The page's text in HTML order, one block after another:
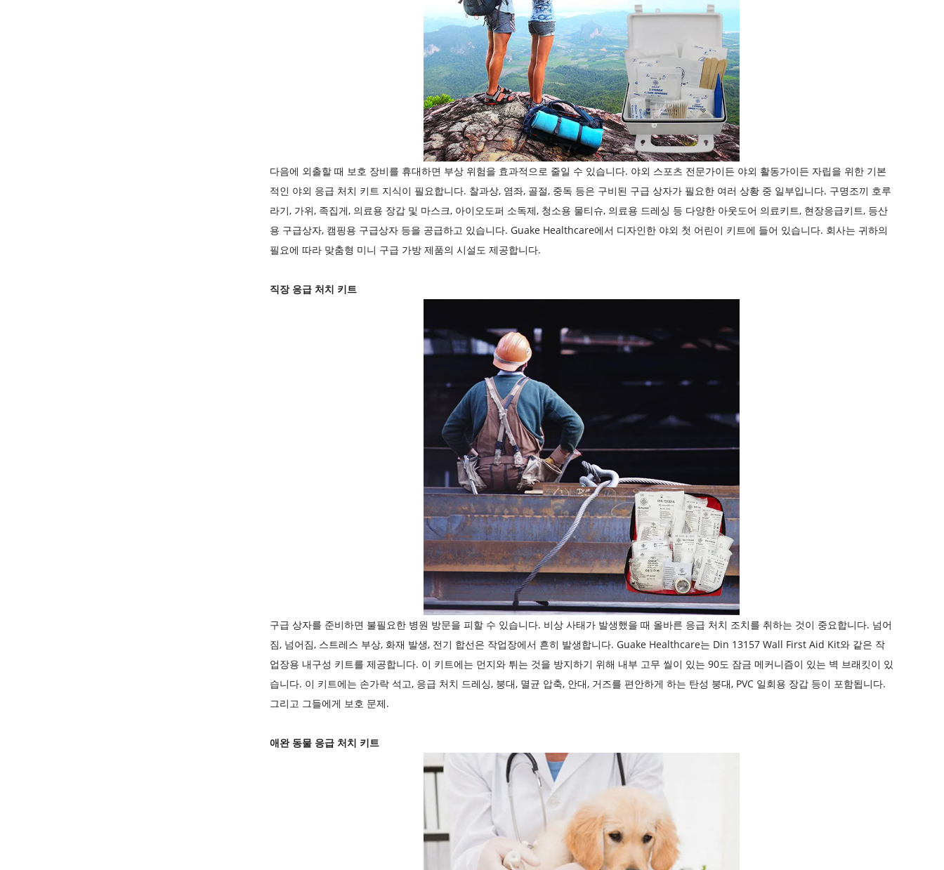
다음에 외출할 때 보호 장비를 휴대하면 부상 위험을 효과적으로 줄일 수 있습니다. 야외 스포츠 전문가이든 야외 활동가이든 자립을 위한 기본
적인 야외 응급 처치 키트 지식이 필요합니다. 찰과상, 염좌, 골절, 중독 등은 구비된 구급 상자가 필요한 여러 상황 중 일부입니다. 구명조끼 호루
라기, 가위, 족집게, 의료용 장갑 및 마스크, 아이오도퍼 소독제, 청소용 물티슈, 의료용 드레싱 등 다양한 아웃도어 의료키트, 현장응급키트, 등산
용 구급상자, 캠핑용 구급상자 등을 공급하고 있습니다. Guake Healthcare에서 디자인한 야외 첫 어린이 키트에 들어 있습니다. 회사는 귀하의
필요에 따라 맞춤형 미니 구급 가방 제품의 시설도 제공합니다.
직장 응급 처치 키트
구급 상자를 준비하면 불필요한 병원 방문을 피할 수 있습니다. 비상 사태가 발생했을 때 올바른 응급 처치 조치를 취하는 것이 중요합니다. 넘어
짐, 넘어짐, 스트레스 부상, 화재 발생, 전기 합선은 작업장에서 흔히 발생합니다. Guake Healthcare는 Din 13157 Wall First Aid Kit와 같은 작
업장용 내구성 키트를 제공합니다. 이 키트에는 먼지와 튀는 것을 방지하기 위해 내부 고무 씰이 있는 90도 잠금 메커니즘이 있는 벽 브래킷이 있
습니다. 이 키트에는 손가락 석고, 응급 처치 드레싱, 붕대, 멸균 압축, 안대, 거즈를 편안하게 하는 탄성 붕대, PVC 일회용 장갑 등이 포함됩니다.
그리고 그들에게 보호 문제.
애완 동물 응급 처치 키트